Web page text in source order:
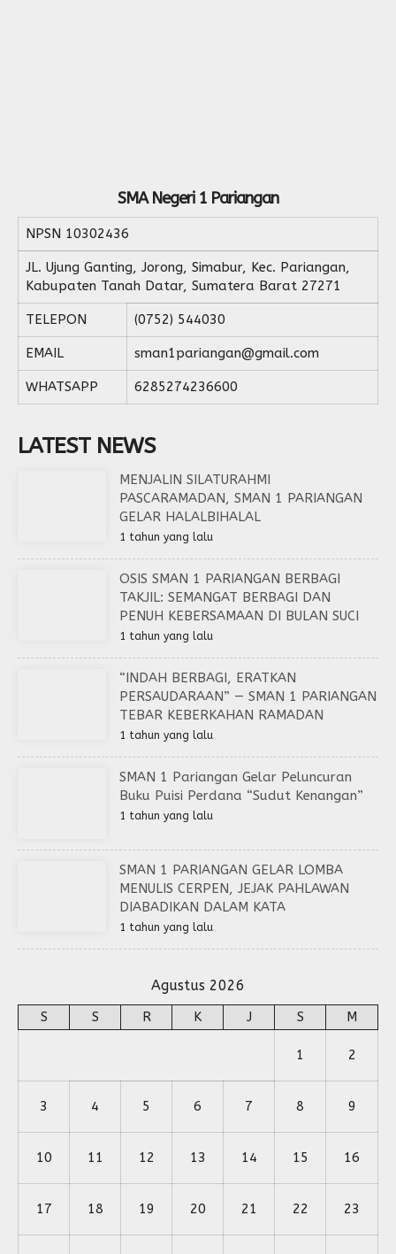
SMA Negeri 1 Pariangan
NPSN 10302436
JL. Ujung Ganting, Jorong, Simabur, Kec. Pariangan,
Kabupaten Tanah Datar, Sumatera Barat 27271
TELEPON (0752) 544030
EMAIL sman1pariangan@gmail.com
WHATSAPP 6285274236600
LATEST NEWS
MENJALIN SILATURAHMI
PASCARAMADAN, SMAN 1 PARIANGAN
GELAR HALALBIHALAL
1 tahun yang lalu
OSIS SMAN 1 PARIANGAN BERBAGI
TAKJIL: SEMANGAT BERBAGI DAN
PENUH KEBERSAMAAN DI BULAN SUCI
1 tahun yang lalu
“INDAH BERBAGI, ERATKAN
PERSAUDARAAN” — SMAN 1 PARIANGAN
TEBAR KEBERKAHAN RAMADAN
1 tahun yang lalu
SMAN 1 Pariangan Gelar Peluncuran
Buku Puisi Perdana “Sudut Kenangan”
1 tahun yang lalu
SMAN 1 PARIANGAN GELAR LOMBA
MENULIS CERPEN, JEJAK PAHLAWAN
DIABADIKAN DALAM KATA
1 tahun yang lalu
Agustus 2026
S S R K J S M
1 2
3 4 5 6 7 8 9
10 11 12 13 14 15 16
17 18 19 20 21 22 23